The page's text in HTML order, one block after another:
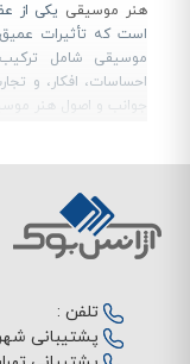
هنر موسیقی یکی از
است که تأثیرات
موسیقی شامل
احساسات، افکار، و
جوانب و اصول هنر
با آثار
واگنر
جاز:
پاپ و راکتلفن :
پشتیبانی